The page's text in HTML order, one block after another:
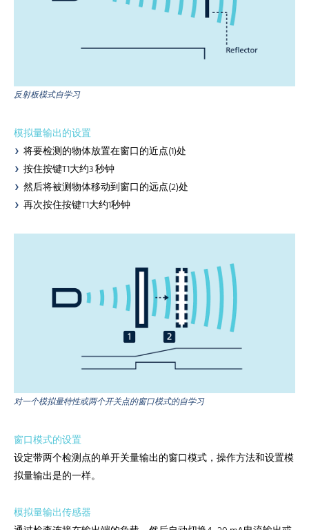
反射板模式自学习
模拟量输出的设置
将要检测的物体放置在窗口的近点(1)处
按住按键T1大约3 秒钟
然后将被测物体移动到窗口的远点(2)处
再次按住按键T1大约1秒钟
对一个模拟量特性或两个开关点的窗口模式的自学习
窗口模式的设置
设定带两个检测点的单开关量输出的窗口模式，操作方法和设置模
拟量输出是的一样。
模拟量输出传感器